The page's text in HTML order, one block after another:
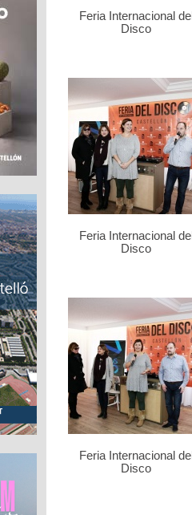
Feria Internacional del
Disco
Feria Internacional del
Disco
Feria Internacional del
Disco